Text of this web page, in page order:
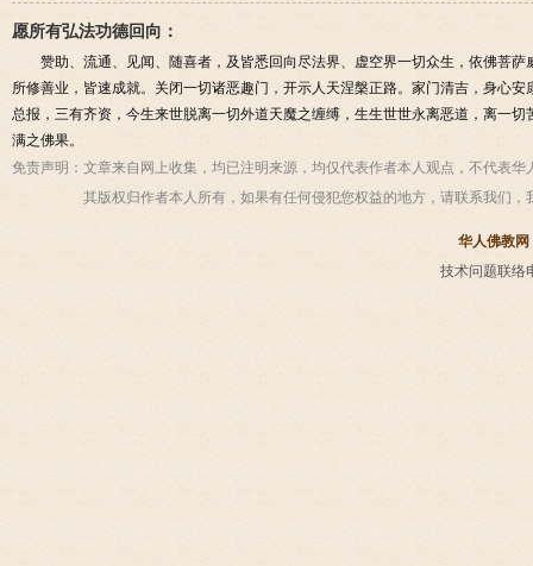
愿所有弘法功德回向：
赞助、流通、见闻、随喜者，及皆悉回向尽法界、虚空界一切众生，依佛菩
所修善业，皆速成就。关闭一切诸恶趣门，开示人天涅槃正路。家门清吉，身心
总报，三有齐资，今生来世脱离一切外道天魔之缠缚，生生世世永离恶道，离一
满之佛果。
免责声明： 文章来自网上收集，均已注明来源，均仅代表作者本人观点，不代表
其版权归作者本人所有，如果有任何侵犯您权益的地方，请联系我们，
华人佛教网
技术问题联络